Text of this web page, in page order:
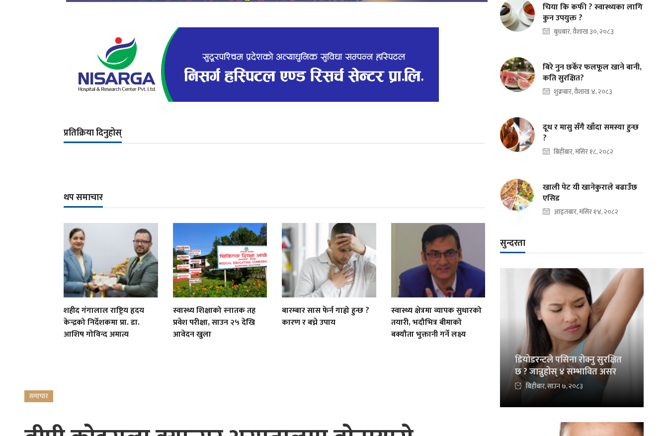
प्रतिक्रिया दिनुहोस्
थप समाचार
शहीद गंगालाल राष्ट्रिय हृदय
केन्द्रको निर्देशकमा प्रा. डा.
आशिष गोविन्द अमात्य
स्वास्थ्य शिक्षाको स्नातक तह
प्रवेश परीक्षा, साउन २५ देखि
आवेदन खुला
बारम्बार सास फेर्न गाह्रो हुन्छ ?
कारण र बच्ने उपाय
स्वास्थ्य क्षेत्रमा व्यापक सुधारको
तयारी, भदौभित्र बीमाको
बक्यौता भुक्तानी गर्ने लक्ष्य
समाचार
चिया कि कफी ? स्वास्थ्यका लागि
कुन उपयुक्त ?
बुधबार, वैशाख ३०, २०८३
बिरे नुन छर्केर फलफूल खाने बानी,
कति सुरक्षित?
शुक्रबार, वैशाख ४, २०८३
दूध र मासु सँगै खाँदा समस्या हुन्छ
?
बिहीबार, मंसिर १८, २०८२
खाली पेट यी खानेकुराले बढाउँछ
एसिड
आइतबार, मंसिर १४, २०८२
सुन्दरता
डियोडरन्टले पसिना रोक्नु सुरक्षित
छ ? जान्नुहोस् ४ सम्भावित असर
बिहीबार, साउन ७, २०८३